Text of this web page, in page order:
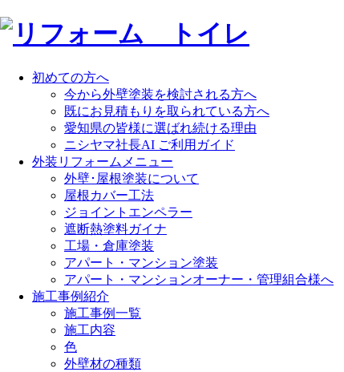
初めての方へ
今から外壁塗装を検討される方へ
既にお見積もりを取られている方へ
愛知県の皆様に選ばれ続ける理由
ニシヤマ社長AI ご利用ガイド
外装リフォームメニュー
外壁･屋根塗装について
屋根カバー工法
ジョイントエンペラー
遮断熱塗料ガイナ
工場・倉庫塗装
アパート・マンション塗装
アパート・マンションオーナー・管理組合様へ
施工事例紹介
施工事例一覧
施工内容
色
外壁材の種類